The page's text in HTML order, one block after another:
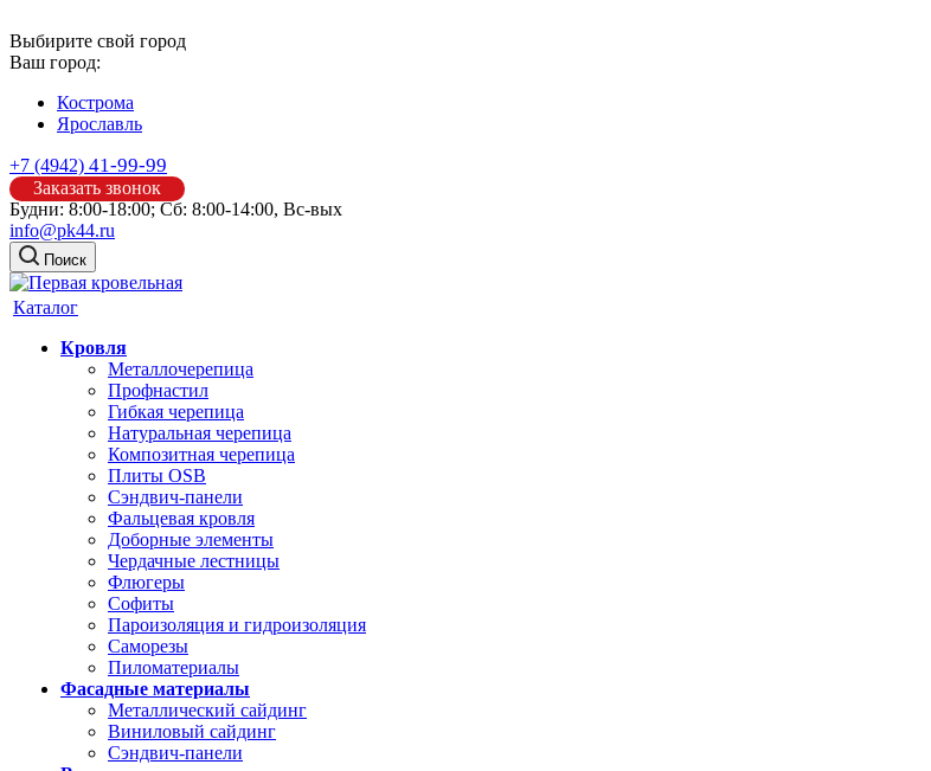
Выбирите свой город
Ваш город:
Кострома
Ярославль
+7 (4942) 41-99-99
Заказать звонок
Будни: 8:00-18:00; Сб: 8:00-14:00, Вс-вых
info@pk44.ru
Поиск
Каталог
Кровля
Металлочерепица
Профнастил
Гибкая черепица
Натуральная черепица
Композитная черепица
Плиты OSB
Сэндвич-панели
Фальцевая кровля
Доборные элементы
Чердачные лестницы
Флюгеры
Софиты
Пароизоляция и гидроизоляция
Саморезы
Пиломатериалы
Фасадные материалы
Металлический сайдинг
Виниловый сайдинг
Сэндвич-панели